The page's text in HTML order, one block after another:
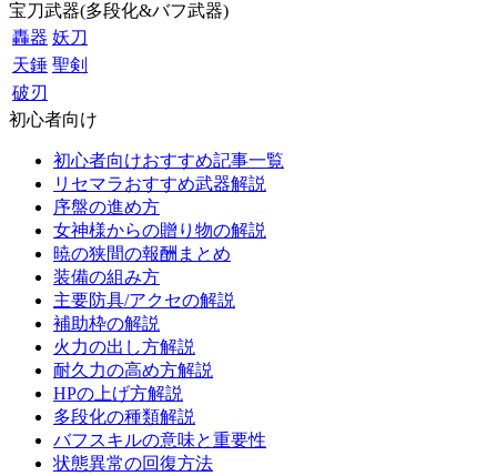
宝刀武器(多段化&バフ武器)
轟器 妖刀
天錘 聖剣
破刃
初心者向け
初心者向けおすすめ記事一覧
リセマラおすすめ武器解説
序盤の進め方
女神様からの贈り物の解説
暁の狭間の報酬まとめ
装備の組み方
主要防具/アクセの解説
補助枠の解説
火力の出し方解説
耐久力の高め方解説
HPの上げ方解説
多段化の種類解説
バフスキルの意味と重要性
状態異常の回復方法